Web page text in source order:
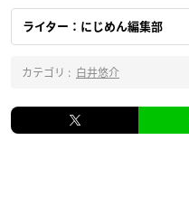
ライター：にじめん編集部
カテゴリ : 白井悠介